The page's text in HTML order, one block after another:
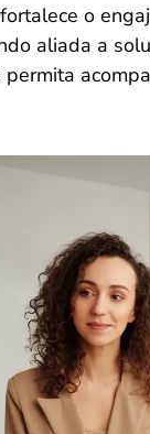
o
aliada a
permita